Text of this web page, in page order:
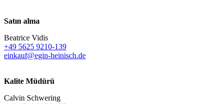
Satın alma
Beatrice Vidis
+49 5625 9210-139
einkauf@egin-heinisch.de
Kalite Müdürü
Calvin Schwering